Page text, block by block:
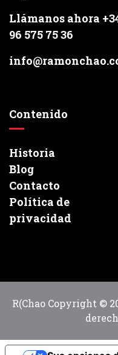
Llámanos ahora
96 575 75 36
Contenido
Historia
Blog
Contacto
Política de
privacidad
R(Chao Copyright ©